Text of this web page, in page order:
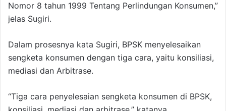
Nomor 8 tahun 1999 Tentang Perlindungan Konsumen,”
jelas Sugiri.
Dalam prosesnya kata Sugiri, BPSK menyelesaikan
sengketa konsumen dengan tiga cara, yaitu konsiliasi,
mediasi dan Arbitrase.
“Tiga cara penyelesaian sengketa konsumen di BPSK,